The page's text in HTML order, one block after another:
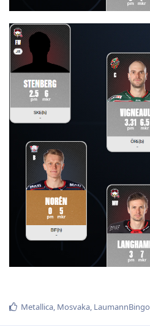
Metallica, Mosvaka, LaumannBingo